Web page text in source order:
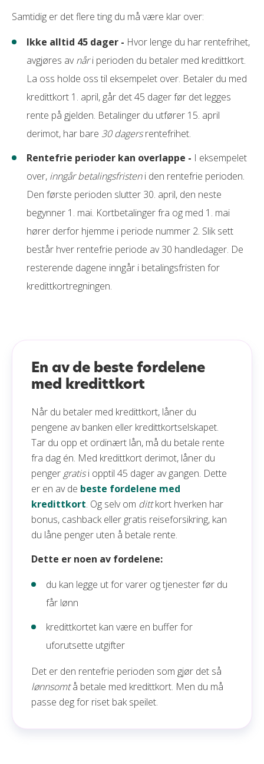
Samtidig er det flere ting du må være klar over:
Ikke alltid 45 dager - Hvor lenge du har rentefrihet,
avgjøres avnåri perioden du betaler med kredittkort.
La oss holde oss til eksempelet over. Betaler du med
kredittkort 1. april, går det 45 dager før det legges
rente på gjelden. Betalinger du utfører 15. april
derimot, har bare 30 dagersrentefrihet.
Rentefrie perioder kan overlappe - I eksempelet
over, inngår betalingsfristeni den rentefrie perioden.
Den første perioden slutter 30. april, den neste
begynner 1. mai. Kortbetalinger fra og med 1. mai
hører derfor hjemme i periode nummer 2. Slik sett
består hver rentefrie periode av 30 handledager. De
resterende dagene inngår i betalingsfristen for
kredittkortregningen.
En av de beste fordelene
med kredittkort
Når du betaler med kredittkort, låner du
pengene av banken eller kredittkortselskapet.
Tar du opp et ordinært lån, må du betale rente
fra dag én. Med kredittkort derimot, låner du
penger gratisi opptil 45 dager av gangen. Dette
er en av de beste fordelene med
kredittkort. Og selv om dittkort hverken har
bonus, cashback eller gratis reiseforsikring, kan
du låne penger uten å betale rente.
Dette er noen av fordelene:
du kan legge ut for varer og tjenester før du
får lønn
kredittkortet kan være en buffer for
uforutsette utgifter
Det er den rentefrie perioden som gjør det så
lønnsomtå betale med kredittkort. Men du må
passe deg for riset bak speilet.